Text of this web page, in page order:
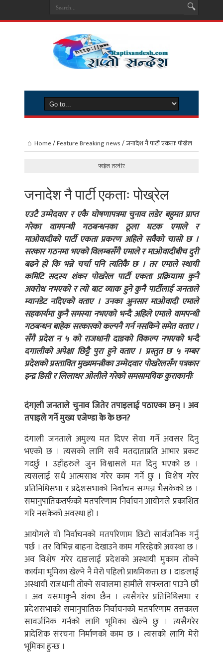
Home/Feature Breaking news/जनादेश नै पार्टी एकताः पोख्रेल
फाईल तस्वीर
जनादेश नै पार्टी एकताः पोख्रेल
एउटै उम्मेदवार र एकै घोषणापत्रमा चुनाव लडेर बहुमत प्राप्त
गरेका वामपन्थी गठबन्धनका ठूला घटक एमाले र
माओवादीको पार्टी एकता प्रकरण अहिले सवैको चासो छ ।
सरकार गठनमा भएको विलम्बसँगै एमाले र माओवादीबीच दुरी
बढने हो कि भन्ने चर्चा पनि त्यतिकै छ । तर एमाले स्थायी
कमिटि सदस्य शंकर पोखरेल पार्टी एकता प्रक्रियामा कुनै
अवरोध नभएको र त्यो बाट व्याक हुने कुनै पार्टीलाई जनताले
म्यानडेट नदिएको वताए । उनका अुनसार माओवादी एमाले
सहकार्यमा कुनै समस्या नभएको भन्दै अहिले एमाले वामपन्थी
गठबन्धन बाहेक सरकारको कल्पनै गर्न नसकिने समेत वताए ।
सँगै प्रदेश न ५ को राजधानी दाङको विकल्प नभएको भन्दै
दगालीको अपेक्षा छिट्टै पुरा हुने वताए । प्रस्तुत छ ५ नम्बर
प्रदेशको प्रस्तावित मुख्यमन्त्रीका उम्मेदवार पोखरेलसँग पत्रकार
इन्द्र डिसी र लिलाधर ओलीले गरेको समसामयिक कुराकानीः
दंगा्ली जनताले चुनाव जितेर तपाइलाई पठाएका छन् । अव
तपाइले गर्ने मुख्य एजेण्डा के के छन?
दंगाली जनताले अमुल्य मत दिएर सेवा गर्ने अवसर दिनु
भएको छ । त्यसको लागि सवै मतदाताप्रति आभार प्रकट
गदर्छु । उहाँहरुले जुन विश्वासले मत दिनु भएको छ ।
त्यसलाई सधै आत्मसाथ गरेर काम गर्ने छु । विशेष गरेर
प्रतिनिधिसभा र प्रदेशसभाको निर्वाचन सम्पन्न भैसकेको छ ।
समानुपातिकतर्फको मतपरिणाम निर्वाचन आयोगले प्रकाशित
गरि नसकेको अवस्था हो ।
आयोगले यो निर्वाचनको मतपरिणाम छिटो सार्वजनिक गर्नु
पर्छ । तर विभिन्न बाहना देखाउने काम गरिरहेको अवस्था छ ।
अव विशेष गरेर दाङलाई प्रदेशको अस्थायी मुकाम तोक्ने
कार्यमा भूमिका खेल्ने नै मेरो पहिलो प्राथमिकता छ । दाङलाई
अस्थायी राजधानी तोक्ने सवालमा हामीले सफलता पाउने छौ
। अव यसमाकुनै शंका छैन । त्यसैगरेर प्रतिनिधिसभा र
प्रदेशसभाको समानुपातिक निर्वाचनको मतपरिणाम तत्तकाल
सावर्जनिक गर्नको लागि भूमिका खेल्ने छु । त्यसैगरेर
प्रादेशिक संरचना निर्माणको काम छ । त्यसको लागि मेरो
भूमिका हुन्छ ।